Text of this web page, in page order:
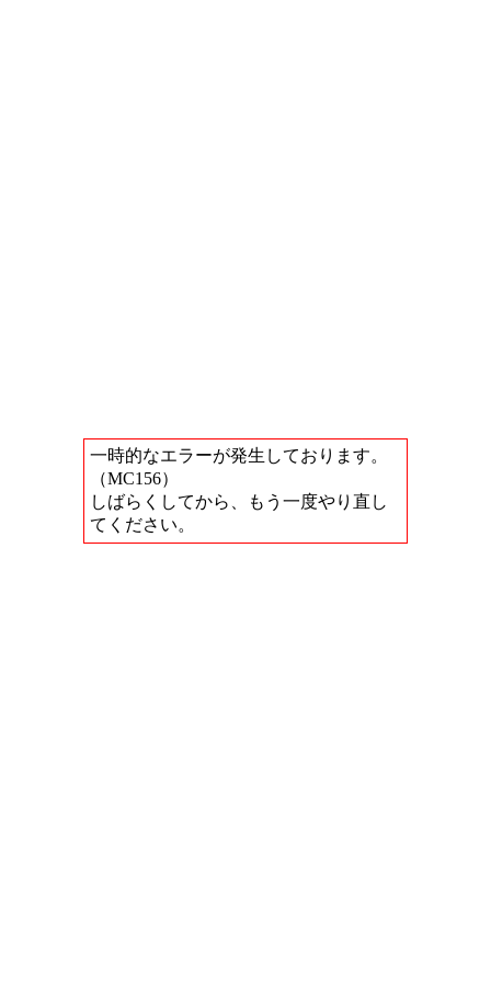
一時的なエラーが発生しております。
（MC156）
しばらくしてから、もう一度やり直し
てください。